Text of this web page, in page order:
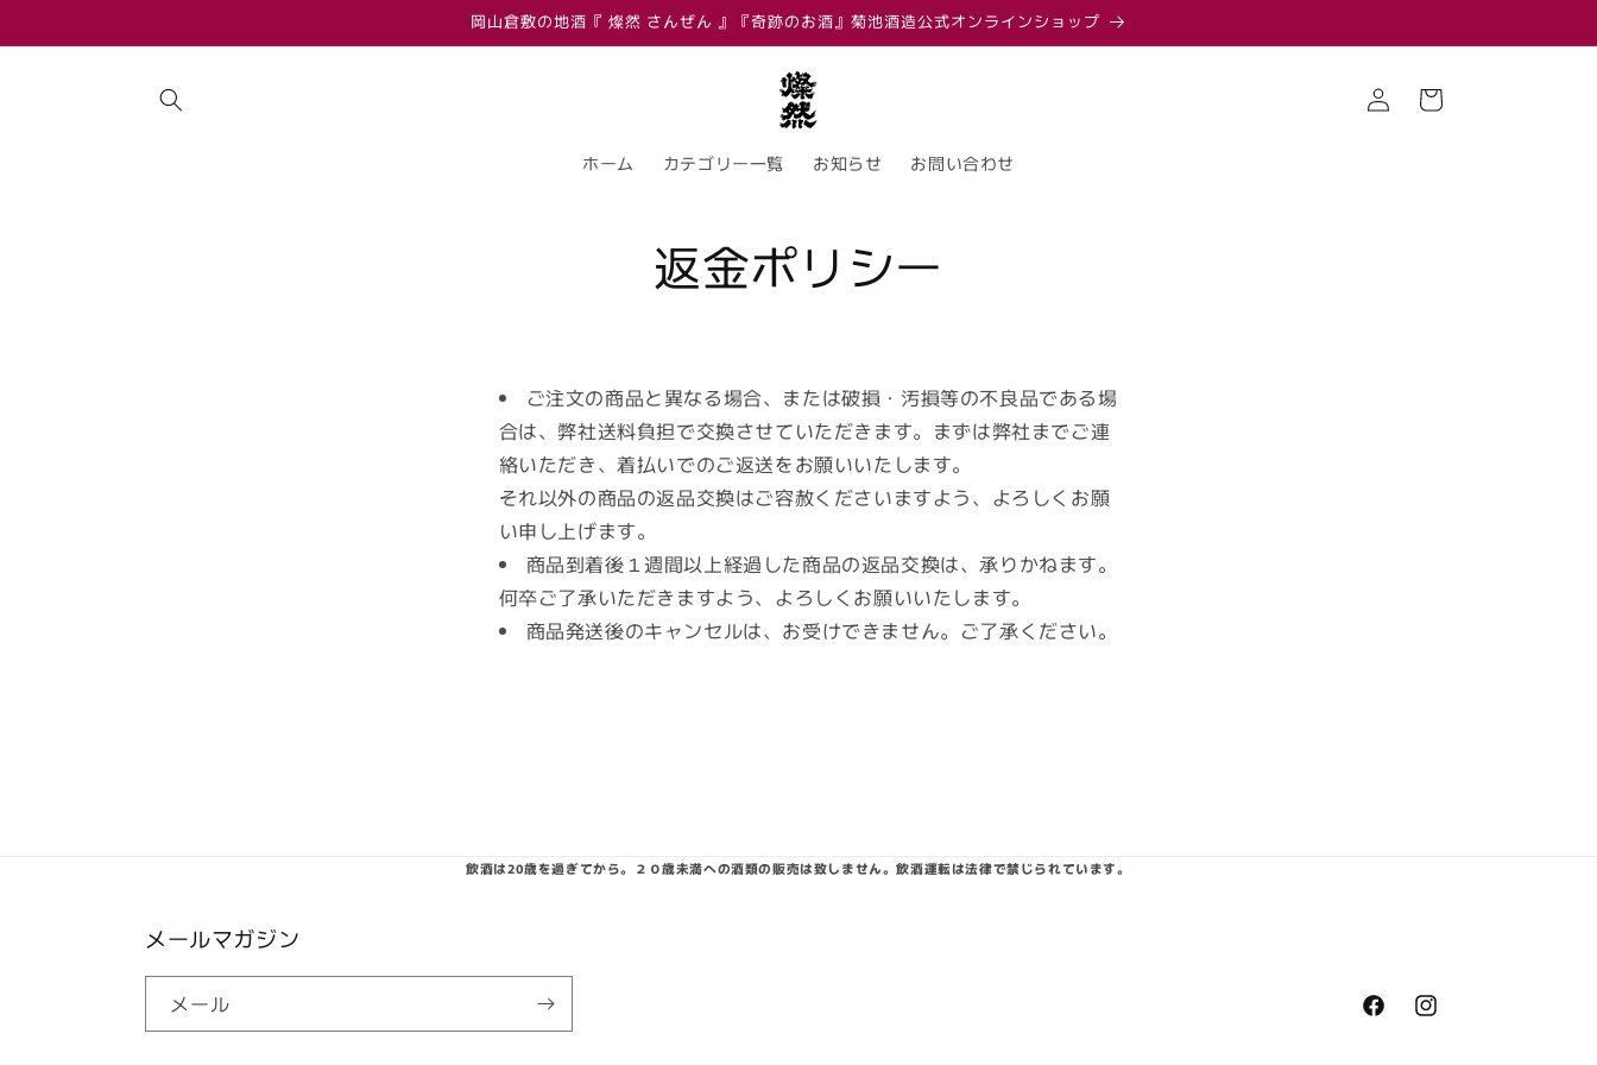
進む
岡山倉敷の地酒『 燦然 さんぜん 』『奇跡のお酒』菊池酒造公式オンラインショップ
ホーム カテゴリー一覧 お知らせ お問い合わせ
ロ
グ
イ
ー
返金ポリシー
ご注文の商品と異なる場合、または破損・汚損等の不良品である場
合は、弊社送料負担で交換させていただきます。まずは弊社までご連
絡いただき、着払いでのご返送をお願いいたします。
それ以外の商品の返品交換はご容赦くださいますよう、よろしくお願
い申し上げます。
商品到着後１週間以上経過した商品の返品交換は、承りかねます。
何卒ご了承いただきますよう、よろしくお願いいたします。
商品発送後のキャンセルは、お受けできません。ご了承ください。
飲酒は20歳を過ぎてから。２０歳未満への酒類の販売は致しません。飲酒運転は法律で禁じられています。
メールマガジン
メール
https://www.facebook.com/
https://